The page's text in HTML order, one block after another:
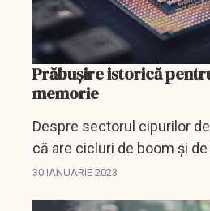
Prăbușire istorică
memorie
Despre sectorul cipurilor
că are cicluri de boom și
ultima perioadă părea că
30 IANUARIE 2023